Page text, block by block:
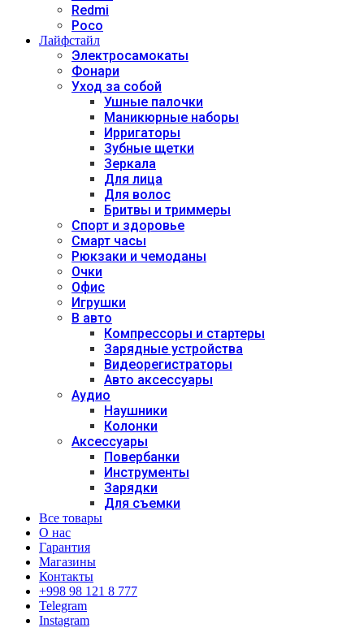
Redmi
Poco
Лайфстайл
Электросамокаты
Фонари
Уход за собой
Ушные палочки
Маникюрные наборы
Ирригаторы
Зубные щетки
Зеркала
Для лица
Для волос
Бритвы и триммеры
Спорт и здоровье
Смарт часы
Рюкзаки и чемоданы
Очки
Офис
Игрушки
В авто
Компрессоры и стартеры
Зарядные устройства
Видеорегистраторы
Авто аксессуары
Аудио
Наушники
Колонки
Аксессуары
Повербанки
Инструменты
Зарядки
Для съемки
Все товары
О нас
Гарантия
Магазины
Контакты
+998 98 121 8 777
Telegram
Instagram